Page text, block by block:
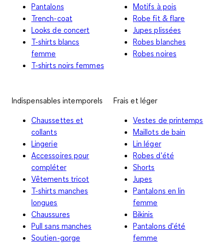
Pantalons
Trench-coat
Looks de concert
T-shirts blancs
femme
T-shirts noirs femmes
Motifs à pois
Robe fit & flare
Jupes plissées
Robes blanches
Robes noires
Indispensables intemporels
Chaussettes et
collants
Lingerie
Accessoires pour
compléter
Vêtements tricot
T-shirts manches
longues
Chaussures
Pull sans manches
Soutien-gorge
Frais et léger
Vestes de printemps
Maillots de bain
Lin léger
Robes d'été
Shorts
Jupes
Pantalons en lin
femme
Bikinis
Pantalons d'été
femme